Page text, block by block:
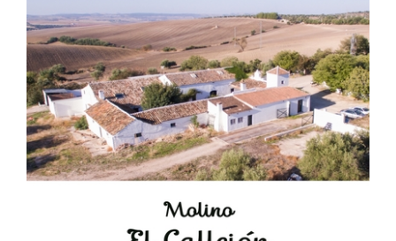
Bornos
El Frente Popular. Ubrique, febrero-julio 1936
Juntar las letras. La alfabetización en el campo: del
afán de saber a la autogestión
Historia y vivencias del poblado de Los Hurones